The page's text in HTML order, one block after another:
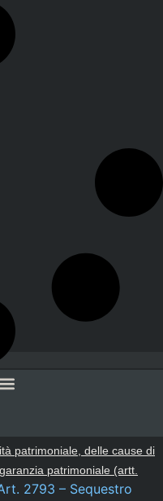
patrimoniale, delle cause di
patrimoniale (artt.
2793 – Sequestro